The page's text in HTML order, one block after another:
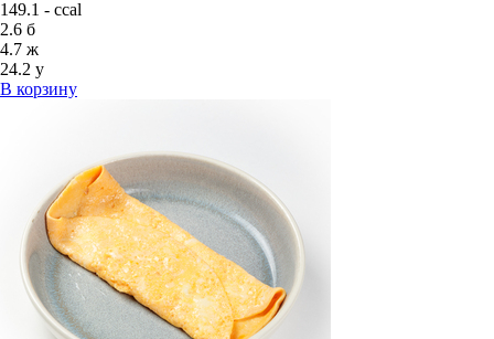
149.1 - ccal
2.6 б
4.7 ж
24.2 у
В корзину